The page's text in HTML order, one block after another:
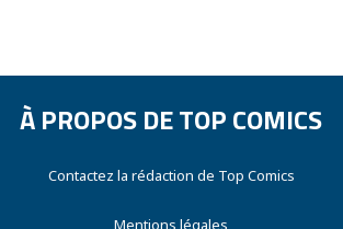
À PROPOS DE TOP COMICS
Contactez la rédaction de Top Comics
Mentions légales